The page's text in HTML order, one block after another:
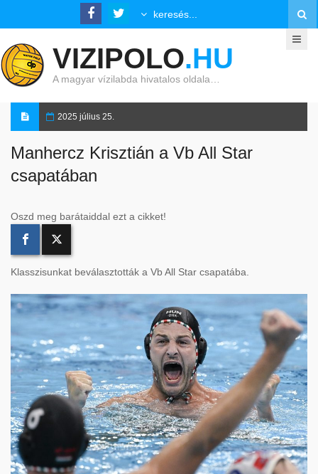
VIZIPOLO.HU
A magyar vízilabda hivatalos oldala…
2025 július 25.
Manhercz Krisztián a Vb All Star
csapatában
Oszd meg barátaiddal ezt a cikket!
Klasszisunkat beválasztották a Vb All Star csapatába.